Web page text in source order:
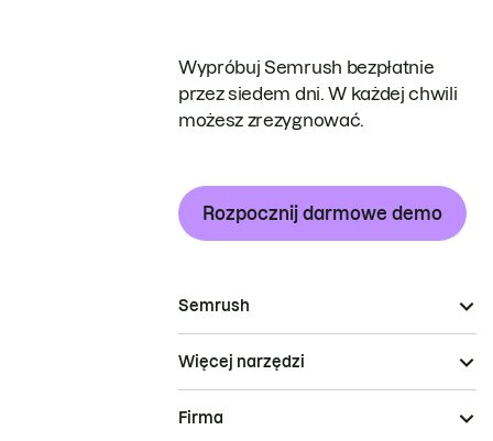
Wypróbuj Semrush bezpłatnie
przez siedem dni. W każdej chwili
możesz zrezygnować.
Rozpocznij darmowe demo
Semrush
Więcej narzędzi
Firma